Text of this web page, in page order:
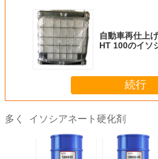
自動車再仕上
HT 100のイソ
続行
多く イソシアネート硬化剤